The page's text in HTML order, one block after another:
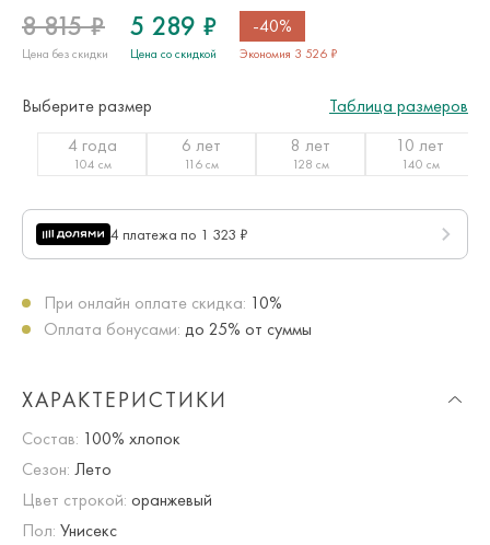
8 815 ₽
Цена без скидки
5 289 ₽
Цена со скидкой
-40%
Экономия 3 526 ₽
Выберите размер
Таблица размеров
4 года
104 см
6 лет
116 см
8 лет
128 см
10 лет
140 см
4 платежа по 1 323 ₽
При онлайн оплате скидка: 10%
Оплата бонусами: до 25% от суммы
ХАРАКТЕРИСТИКИ
Состав: 100% хлопок
Сезон: Лето
Цвет строкой: оранжевый
Пол: Унисекс